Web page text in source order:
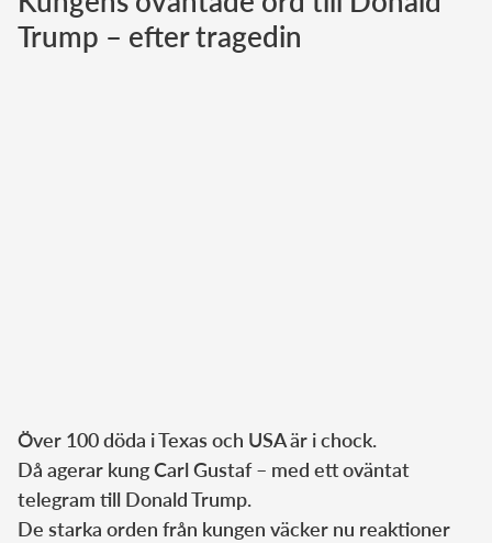
Norska kungahuset
Trump – efter tragedin
Över 100 döda i Texas och USA är i chock.
Då agerar kung Carl Gustaf – med ett oväntat
telegram till Donald Trump.
De starka orden från kungen väcker nu reaktioner